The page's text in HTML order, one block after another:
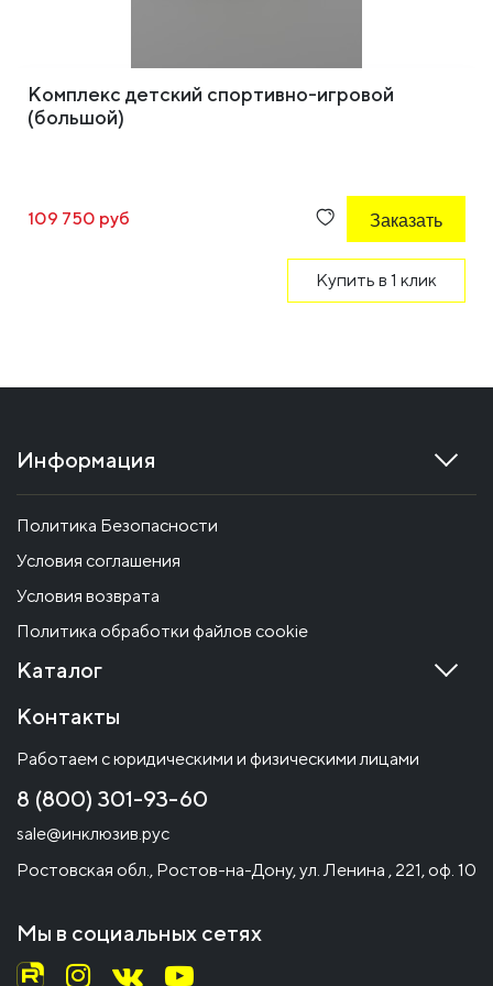
Комплекс детский спортивно-игровой
(большой)
109 750 руб Заказать
Купить в 1 клик
Информация
Политика Безопасности
Условия соглашения
Условия возврата
Политика обработки файлов cookie
Каталог
Контакты
Работаем с юридическими и физическими лицами
8 (800) 301-93-60
sale@инклюзив.рус
Ростовская обл., Ростов-на-Дону, ул. Ленина , 221, оф. 10
Мы в социальных сетях